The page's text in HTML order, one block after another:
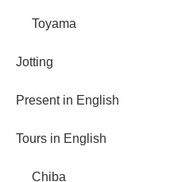
Toyama
Jotting
Present in English
Tours in English
Chiba